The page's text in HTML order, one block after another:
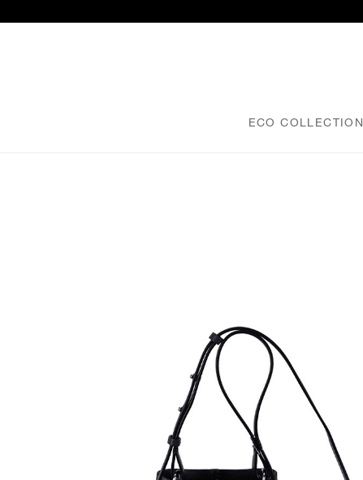
ECO COLLECTION